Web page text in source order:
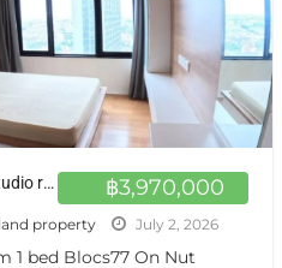
฿3,970,000
sale 1 studio Condo for sale studio room 447 floors, next to BTS On Nut
property July 2, 2026
1 bed Blocs77 On Nut